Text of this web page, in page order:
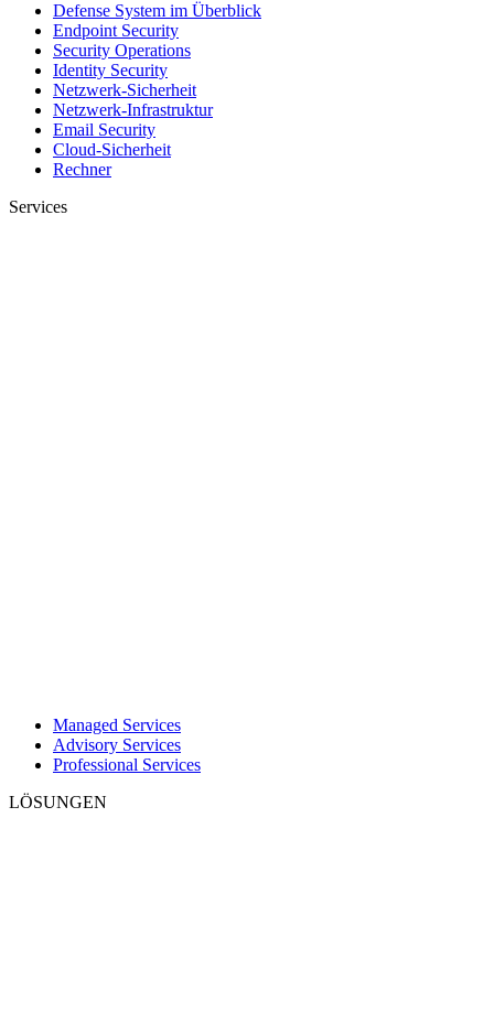
Defense System im Überblick
Endpoint Security
Security Operations
Identity Security
Netzwerk-Sicherheit
Netzwerk-Infrastruktur
Email Security
Cloud-Sicherheit
Rechner
Services
Managed Services
Advisory Services
Professional Services
LÖSUNGEN